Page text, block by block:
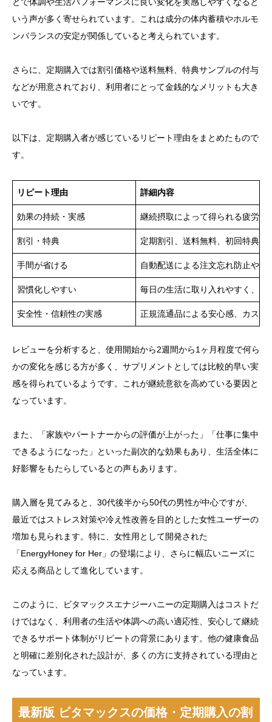
いう声が多く寄せられています。これは成分の体内蓄積やホルモ
ンバランスの安定が関係していると考えられています。
さらに、定期購入では割引価格や送料無料、特典サンプルの付与
などが用意されており、利用者にとって金銭的なメリットも大き
いです。
以下は、定期購入者が感じているリピート理由をまとめたもので
す。
リピート理由 詳細内容
効果の持続・実感 継続摂取によって得られる疲労軽
割引・特典 定期割引、送料無料、初回特典
手間が省ける 自動配送による注文忘れ防止や時
習慣化しやすい 毎日の生活に取り入れやすく、
安全性・信頼性の実感 正規流通品による安心感、カス
レビューを分析すると、使用開始から2週間から1ヶ月程度で何ら
かの変化を感じる方が多く、サプリメントとしては比較的早い実
感を得られているようです。これが継続意欲を高めている要因と
なっています。
また、「家族やパートナーからの評価が上がった」「仕事に集中
できるようになった」といった副次的な効果もあり、生活全体に
好影響をもたらしているとの声もあります。
購入層を見てみると、30代後半から50代の男性が中心ですが、
最近ではストレス対策や冷え性改善を目的とした女性ユーザーの
増加も見られます。特に、女性用として開発された
「EnergyHoney for Her」の登場により、さらに幅広いニーズに
応える商品として進化しています。
このように、ビタマックスエナジーハニーの定期購入はコストだ
けではなく、利用者の生活や体調への高い適応性、安心して継続
できるサポート体制がリピートの背景にあります。他の健康食品
と明確に差別化された設計が、多くの方に支持されている理由と
なっています。
最新版 ビタマックスの価格・定期購入の割